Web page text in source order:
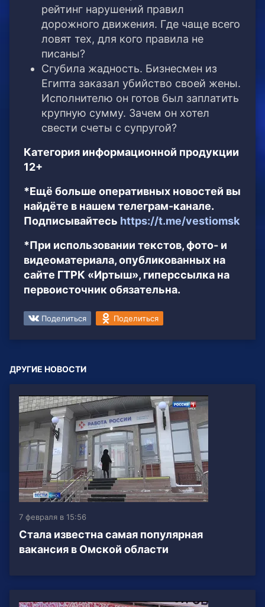
рейтинг нарушений правил
дорожного движения. Где чаще всего
ловят тех, для кого правила не
писаны?
Сгубила жадность. Бизнесмен из
Египта заказал убийство своей жены.
Исполнителю он готов был заплатить
крупную сумму. Зачем он хотел
свести счеты с супругой?
Категория информационной продукции
12+
*Ещё больше оперативных новостей вы
найдёте в нашем телеграм-канале.
Подписывайтесь https://t.me/vestiomsk
*При использовании текстов, фото- и
видеоматериала, опубликованных на
сайте ГТРК «Иртыш», гиперссылка на
первоисточник обязательна.
Поделиться Поделиться
ДРУГИЕ НОВОСТИ
7 февраля в 15:56
Стала известна самая популярная
вакансия в Омской области